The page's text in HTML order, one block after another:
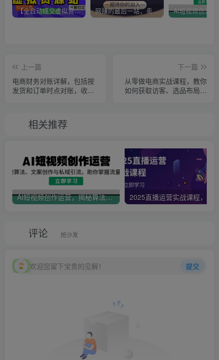
【全自动成交虚拟资源站】站长唯一陪跑项目！月入10W+~长期稳定~ 网赚的最后一站，卖项目！做网赚顶级猎食者~
上一篇
电商财务对账详解，包括按
发货和订单时点对账，收
下一篇
从零做电商实战课程，教你
如何获取访客、选品布局，
相关推荐
AI短视频创作运营，揭秘算法、文案创作与私域引流，助你掌握流量密码
评论 抢沙发
欢迎您留下宝贵的见解！ 提交